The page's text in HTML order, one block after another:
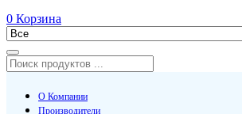
0 Корзина
О Компании
Производители